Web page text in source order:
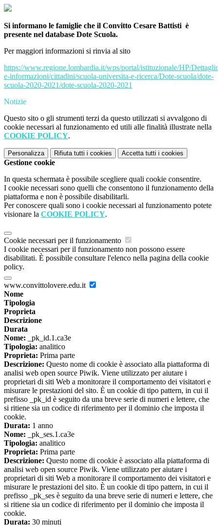
Si informano le famiglie che il Convitto Cesare Battisti è
presente nel database Dote Scuola.
Per maggiori informazioni si rinvia al sito
https://www.regione.lombardia.it/wps/portal/istituzionale/HP/
e-informazioni/cittadini/scuola-universita-e-ricerca/Dote-scuola/dote-
scuola-2020-2021/dote-scuola-2020-2021
Notizie
Questo sito o gli strumenti terzi da questo utilizzati si avvalgono di
cookie necessari al funzionamento ed utili alle finalità illustrate nella
COOKIE POLICY.
Personalizza Rifiuta tutti i cookies Accetta tutti i cookies
Gestione cookie
In questa schermata è possibile scegliere quali cookie consentire.
I cookie necessari sono quelli che consentono il funzionamento della
piattaforma e non è possibile disabilitarli.
Per conoscere quali sono i cookie necessari al funzionamento potete
visionare la COOKIE POLICY.
Cookie necessari per il funzionamento
I cookie necessari per il funzionamento non possono essere
disabilitati. È possibile consultare l'elenco nella pagina della cookie
policy.
www.convittolovere.edu.it
Nome
Tipologia
Proprieta
Descrizione
Durata
Nome: _pk_id.1.ca3e
Tipologia: analitico
Proprieta: Prima parte
Descrizione: Questo nome di cookie è associato alla piattaforma di
analisi web open source Piwik. Viene utilizzato per aiutare i
proprietari di siti Web a monitorare il comportamento dei visitatori e
misurare le prestazioni del sito. È un cookie di tipo pattern, in cui il
prefisso _pk_id è seguito da una breve serie di numeri e lettere, che
si ritiene sia un codice di riferimento per il dominio che imposta il
cookie.
Durata: 1 anno
Nome: _pk_ses.1.ca3e
Tipologia: analitico
Proprieta: Prima parte
Descrizione: Questo nome di cookie è associato alla piattaforma di
analisi web open source Piwik. Viene utilizzato per aiutare i
proprietari di siti Web a monitorare il comportamento dei visitatori e
misurare le prestazioni del sito. È un cookie di tipo pattern, in cui il
prefisso _pk_ses è seguito da una breve serie di numeri e lettere, che
si ritiene sia un codice di riferimento per il dominio che imposta il
cookie.
Durata: 30 minuti